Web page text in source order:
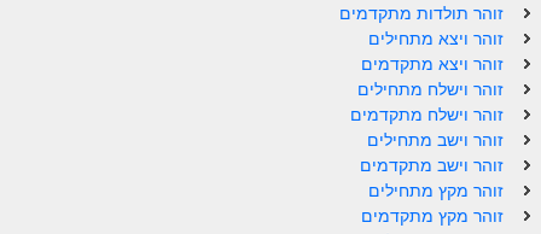
ספר הזוהר פרשת תזריע למתחילים
ספר הזוהר פרשת תזריע למתקדמים
זוהר מצורע מתחילים
זוהר מצורע למתקדמים
זוהר אחרי מות למתחילים
זוהר תולדות מתקדמים
זוהר ויצא מתחילים
זוהר ויצא מתקדמים
זוהר וישלח מתחילים
זוהר וישלח מתקדמים
זוהר וישב מתחילים
זוהר וישב מתקדמים
זוהר מקץ מתחילים
זוהר מקץ מתקדמים